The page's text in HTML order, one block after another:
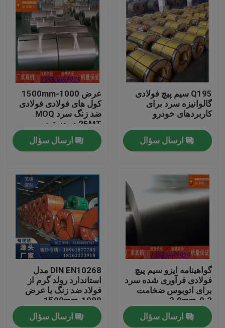
خانه
محصولات
فیلم های
دربارهی ما
کنترل کیفیت
درخواست نقل قول
کویل فولادی ضد زنگ
کلاف فولادی نورد سرد
Q195 سیم پیچ فولادی
گالوانیزه سرد برای
کاربردهای خودرو
ارسال سؤال
عرض 1000-1500mm
کول های فولادی فولادی
ضد زنگ سرد MOQ
25MT در دسترس
ارسال سؤال
گواهینامه ایزو سیم پیچ
فولادی فرآوری شده سرد
برای اتوبوس ضخامت
0.3-3.0mm
ارسال سؤال
DIN EN10268 مدل
استاندارد رولد گرم از
فولاد ضد زنگ با عرض
1000-1500mm
ارسال سؤال